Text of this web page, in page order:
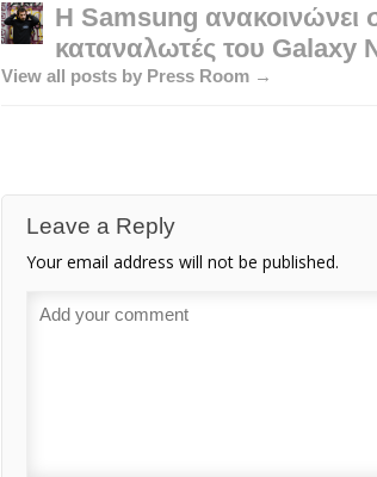
Η Samsung ανακοινώνει
καταναλωτές του Galaxy
View all posts by Press Room →
Leave a Reply
Your email address will not be published.